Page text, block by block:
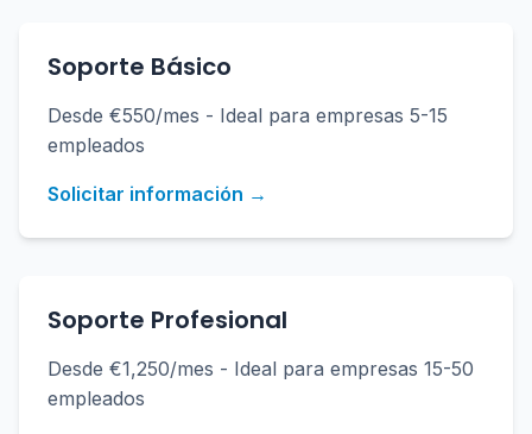
Soporte Básico
Desde €550/mes - Ideal para empresas 5-15
empleados
Solicitar información →
Soporte Profesional
Desde €1,250/mes - Ideal para empresas 15-50
empleados